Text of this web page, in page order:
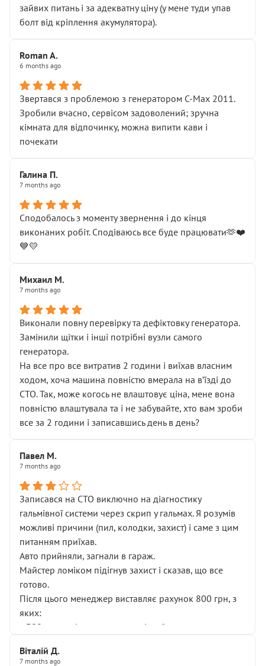
зайвих питань і за адекватну ціну (у мене туди упав
болт від кріплення акумулятора).
Roman A.
6 months ago
Звертався з проблемою з генератором C-Max 2011.
Зробили вчасно, сервісом задоволений; зручна
кімната для відпочинку, можна випити кави і
почекати
Галина П.
7 months ago
Сподобалось з моменту звернення і до кінця
виконаних робіт. Сподіваюсь все буде працювати🫶❤️
💙💛
Михаил М.
7 months ago
Виконали повну перевірку та дефіктовку генератора.
Замінили щітки і інші потрібні вузли самого
генератора.
На все про все витратив 2 години і виїхав власним
ходом, хоча машина повністю вмерала на вʼїзді до
СТО. Так, може когось не влаштовує ціна, мене вона
повністю влаштувала та і не забувайте, хто вам зроби
все за 2 години і записавшись день в день?
Павел М.
7 months ago
Записався на СТО виключно на діагностику
гальмівної системи через скрип у гальмах. Я розумів
можливі причини (пил, колодки, захист) і саме з цим
питанням приїхав.
Авто прийняли, загнали в гараж.
Майстер ломіком підігнув захист і сказав, що все
готово.
Після цього менеджер виставляє рахунок 800 грн, з
яких:
• 300 грн — діагностика гальмівної системи
НЕ погоджував
Віталій Д.
7 months ago